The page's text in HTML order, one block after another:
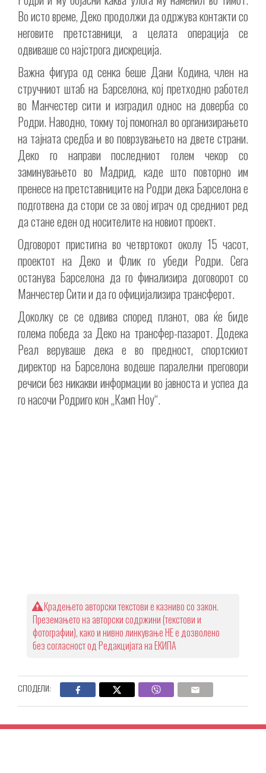
Во исто време, Деко продолжи да одржува контакти со
неговите претставници, а целата операција се
одвиваше со најстрога дискреција.
Важна фигура од сенка беше Дани Кодина, член на
стручниот штаб на Барселона, кој претходно работел
во Манчестер сити и изградил однос на доверба со
Родри. Наводно, токму тој помогнал во организирањето
на тајната средба и во поврзувањето на двете страни.
Деко го направи последниот голем чекор со
заминувањето во Мадрид, каде што повторно им
пренесе на претставниците на Родри дека Барселона е
подготвена да стори се за овој играч од средниот ред
да стане еден од носителите на новиот проект.
Одговорот пристигна во четвртокот околу 15 часот,
проектот на Деко и Флик го убеди Родри. Сега
останува Барселона да го финализира договорот со
Манчестер Сити и да го официјализира трансферот.
Доколку се се одвива според планот, ова ќе биде
голема победа за Деко на трансфер-пазарот. Додека
Реал веруваше дека е во предност, спортскиот
директор на Барселона водеше паралелни преговори
речиси без никакви информации во јавноста и успеа да
го насочи Родриго кон „Камп Ноу“.
Крадењето авторски текстови е казниво со закон.
Преземањето на авторски содржини (текстови и
фотографии), како и нивно линкување НЕ е дозволено
без согласност од Редакцијата на ЕКИПА
СПОДЕЛИ: